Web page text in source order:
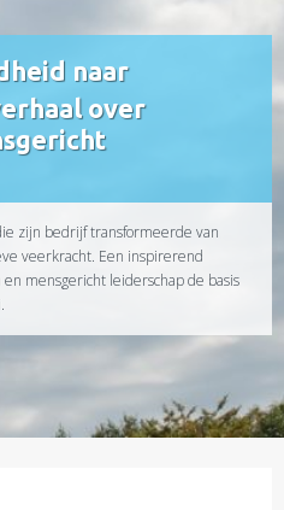
naar
over
zijn bedrijf transformeerde van
veerkracht. Een inspirerend
mensgericht leiderschap de basis